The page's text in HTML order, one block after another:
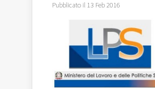
Pubblicato il 13 Feb 2016